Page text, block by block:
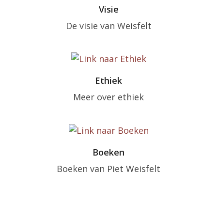
Visie
De visie van Weisfelt
Ethiek
Meer over ethiek
Boeken
Boeken van Piet Weisfelt